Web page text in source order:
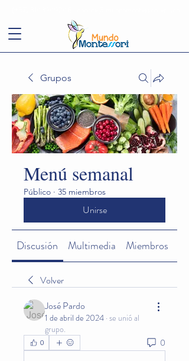
Grupos
Menú semanal
Público · 35 miembros
Unirse
Discusión Multimedia Miembros
Volver
José Pardo
1 de abril de 2024 · se unió al
grupo.
0 0